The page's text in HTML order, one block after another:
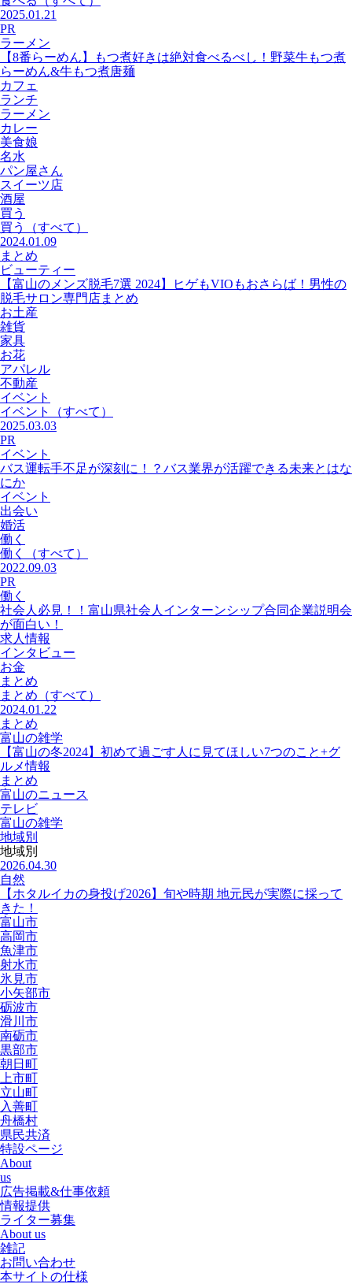
2025.01.21
PR
ラーメン
【8番らーめん】もつ煮好きは絶対食べるべし！野菜牛もつ煮
らーめん&牛もつ煮唐麺
カフェ
ランチ
ラーメン
カレー
美食娘
名水
パン屋さん
スイーツ店
酒屋
買う
買う
（すべて）
2024.01.09
まとめ
ビューティー
【富山のメンズ脱毛7選 2024】ヒゲもVIOもおさらば！男性の
脱毛サロン専門店まとめ
お土産
雑貨
家具
お花
アパレル
不動産
イベント
イベント
（すべて）
2025.03.03
PR
イベント
バス運転手不足が深刻に！？バス業界が活躍できる未来とはな
にか
イベント
出会い
婚活
働く
働く
（すべて）
2022.09.03
PR
働く
社会人必見！！富山県社会人インターンシップ合同企業説明会
が面白い！
求人情報
インタビュー
お金
まとめ
まとめ （すべて）
2024.01.22
まとめ
富山の雑学
【富山の冬2024】初めて過ごす人に見てほしい7つのこと+グ
ルメ情報
まとめ
富山のニュース
テレビ
富山の雑学
地域別
地域別
2026.04.30
自然
【ホタルイカの身投げ2026】旬や時期 地元民が実際に採って
きた！
富山市
高岡市
魚津市
射水市
氷見市
小矢部市
砺波市
滑川市
南砺市
黒部市
朝日町
上市町
立山町
入善町
舟橋村
県民共済
特設ページ
About
us
広告掲載&仕事依頼
情報提供
ライター募集
About us
雑記
お問い合わせ
本サイトの仕様